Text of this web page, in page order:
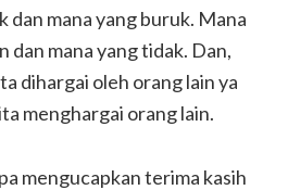
dan mana yang buruk. Mana
dan mana yang tidak. Dan,
dihargai oleh orang lain ya
menghargai orang lain.
mengucapkan terima kasih